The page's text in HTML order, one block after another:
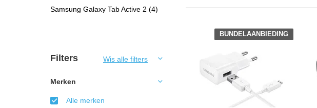
BUNDELAANBIEDING
Samsung Galaxy Tab Active 2 (4)
Filters Wis alle filters
Merken
Alle merken